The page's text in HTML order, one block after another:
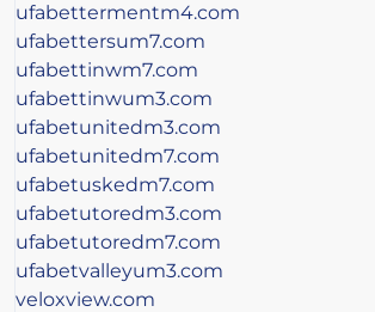
ufabettermentm4.com
ufabettersum7.com
ufabettinwm7.com
ufabettinwum3.com
ufabetunitedm3.com
ufabetunitedm7.com
ufabetuskedm7.com
ufabetutoredm3.com
ufabetutoredm7.com
ufabetvalleyum3.com
veloxview.com